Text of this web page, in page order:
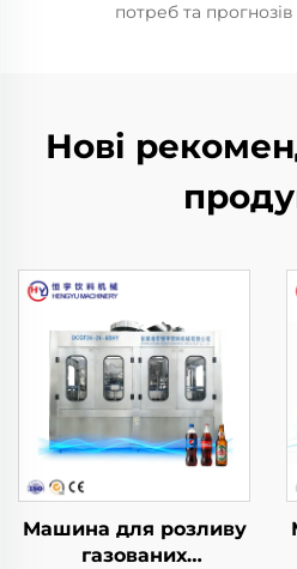
потреб та прогнозів
Нові
Машина для розливу
газованих